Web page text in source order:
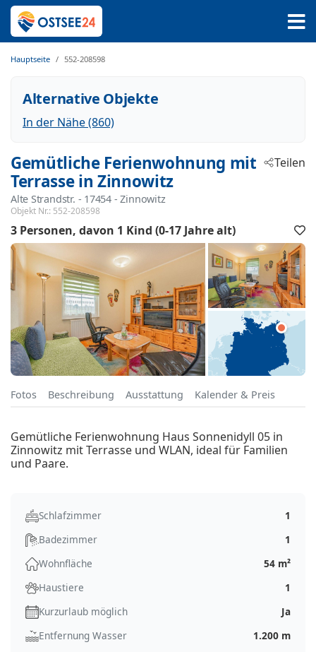
Hauptseite 552-208598
Alternative Objekte
In der Nähe (860)
Gemütliche Ferienwohnung mit
Terrasse in Zinnowitz
Alte Strandstr. - 17454 - Zinnowitz
Objekt Nr.: 552-208598
Teilen
3 Personen davon 1 Kind (0-17 Jahre alt)
Fotos Beschreibung Ausstattung Kalender & Preis
Gemütliche Ferienwohnung Haus Sonnenidyll 05 in
Zinnowitz mit Terrasse und WLAN, ideal für Familien
und Paare.
Schlafzimmer
1
Badezimmer
1
Wohnfläche
54 m²
Haustiere
1
Kurzurlaub möglich
Ja
Entfernung Wasser
1.200 m